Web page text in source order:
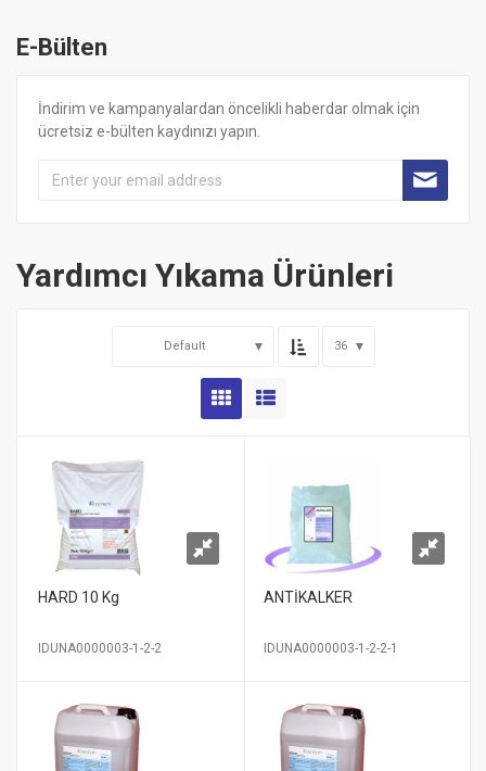
E-Bülten
İndirim ve kampanyalardan öncelikli haberdar olmak için
ücretsiz e-bülten kaydınızı yapın.
Yardımcı Yıkama Ürünleri
Default 36
HARD 10 Kg
IDUNA0000003-1-2-2
ANTİKALKER
IDUNA0000003-1-2-2-1